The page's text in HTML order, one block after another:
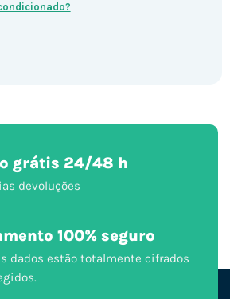
grátis 24/48 h
devoluções
100% seguro
dados estão totalmente cifrados